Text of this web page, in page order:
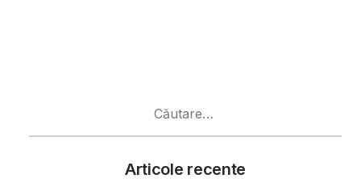
Articole recente